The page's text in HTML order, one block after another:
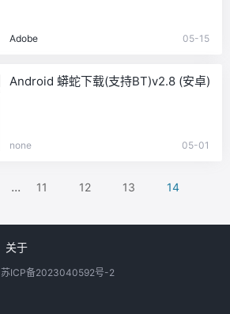
Adobe 05-15
Android 蟒蛇下载(支持BT)v2.8 (安卓)
none 05-01
... 11 12 13 14
关于
苏ICP备2023040592号-2